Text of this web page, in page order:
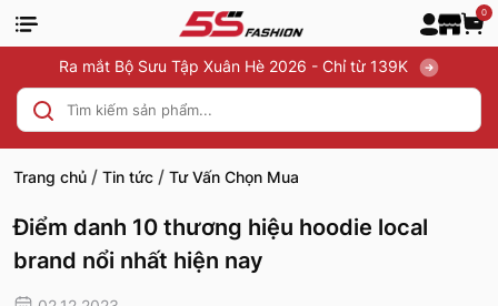
0
Ra mắt Bộ Sưu Tập Xuân Hè 2026 - Chỉ từ 139K
Trang chủ / Tin tức / Tư Vấn Chọn Mua
Điểm danh 10 thương hiệu hoodie local
brand nổi nhất hiện nay